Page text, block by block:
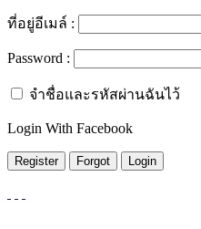
ที่อยู่อีเมล์ :
Password :
จำชื่อและรหัสผ่านฉันไว้
Login With Facebook